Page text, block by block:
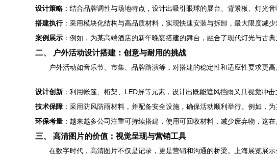
设计策略 ：结合品牌调性与场地特点，设计出吸引眼球的展台、背景板、灯光
搭建执行：采用模块化结构与高品质材料，实现快速安装与拆卸，最大限度减少
案例展示 ：例如，为某高端酒店的新年晚宴搭建的舞台，融合了现代灯光与古
二、 户外活动设计搭建：创意与耐用的挑战
户外活动如音乐节、市集、品牌路演等，对搭建的稳定性和适应性要求更
设计创新 ：利用帐篷、桁架、LED屏等元素，设计出既能遮风挡雨又具视觉冲
技术保障 ：采用防风防雨材料，并配备安全设施，确保活动顺利举行。例如，
环保考量 ：越来越多公司注重可持续搭建，使用可回收材料，减少废弃物，这在
三、 高清图片的价值：视觉呈现与营销工具
在数字时代，高清图片不仅是记录，更是营销和沟通的桥梁。上海展览展